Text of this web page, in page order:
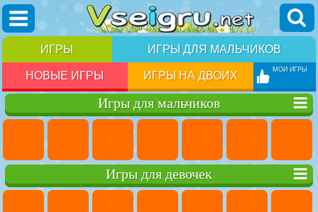
ИГРЫ ИГРЫ ДЛЯ МАЛЬЧИКОВ
НОВЫЕ ИГРЫ ИГРЫ НА ДВОИХ МОИ ИГРЫ
Игры для мальчиков
Игры для девочек